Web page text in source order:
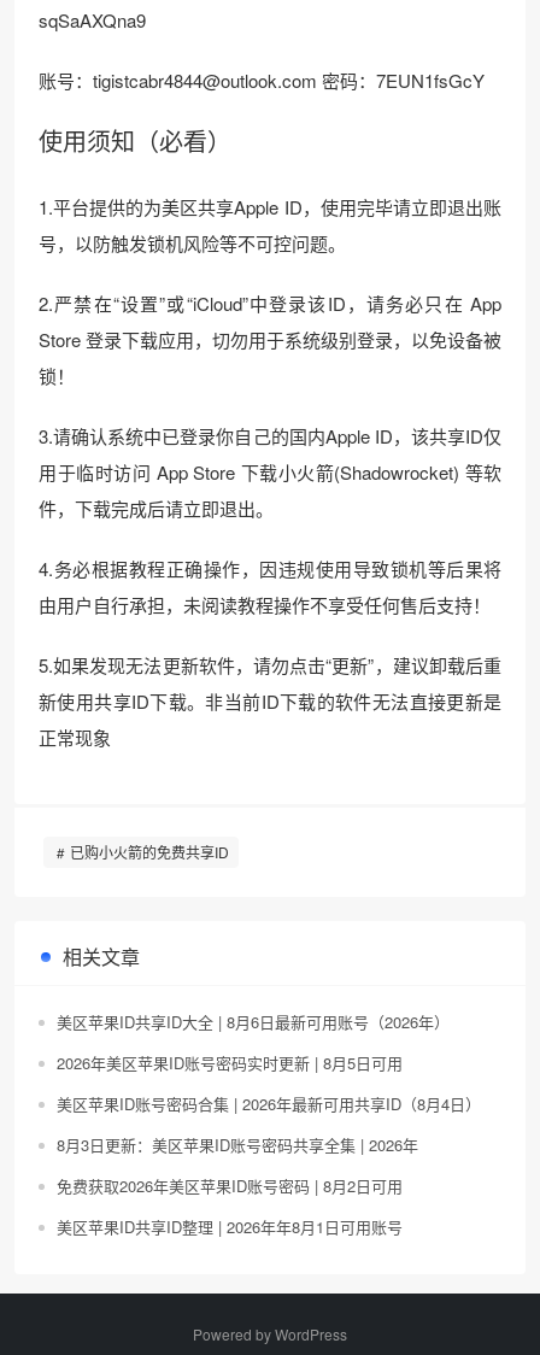
sqSaAXQna9
账号：tigistcabr4844@outlook.com 密码：7EUN1fsGcY
使用须知（必看）
1.平台提供的为美区共享Apple ID，使用完毕请立即退出账
号，以防触发锁机风险等不可控问题。
2.严禁在“设置”或“iCloud”中登录该ID，请务必只在 App
Store 登录下载应用，切勿用于系统级别登录，以免设备被
锁！
3.请确认系统中已登录你自己的国内Apple ID，该共享ID仅
用于临时访问 App Store 下载小火箭(Shadowrocket) 等软
件，下载完成后请立即退出。
4.务必根据教程正确操作，因违规使用导致锁机等后果将
由用户自行承担，未阅读教程操作不享受任何售后支持！
5.如果发现无法更新软件，请勿点击“更新”，建议卸载后重
新使用共享ID下载。非当前ID下载的软件无法直接更新是
正常现象
已购小火箭的免费共享ID
相关文章
美区苹果ID共享ID大全 | 8月6日最新可用账号（2026年）
2026年美区苹果ID账号密码实时更新 | 8月5日可用
美区苹果ID账号密码合集 | 2026年最新可用共享ID（8月4日）
8月3日更新：美区苹果ID账号密码共享全集 | 2026年
免费获取2026年美区苹果ID账号密码 | 8月2日可用
美区苹果ID共享ID整理 | 2026年年8月1日可用账号
Powered byWordPress